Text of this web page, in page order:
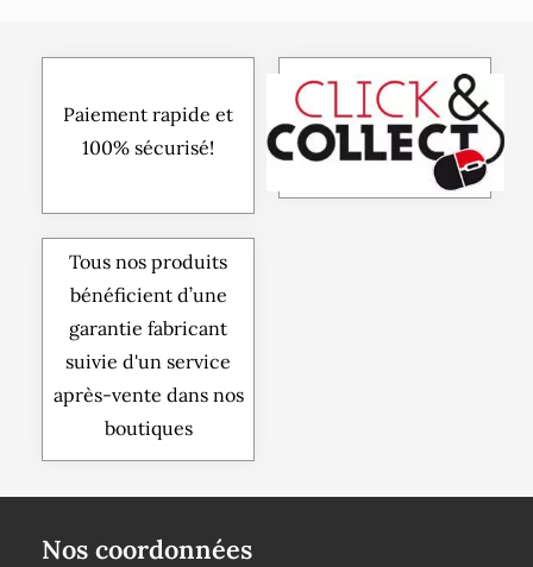
Paiement rapide et
100% sécurisé!
Tous nos produits
bénéficient d’une
garantie fabricant
suivie d'un service
après-vente dans nos
boutiques
Nos coordonnées